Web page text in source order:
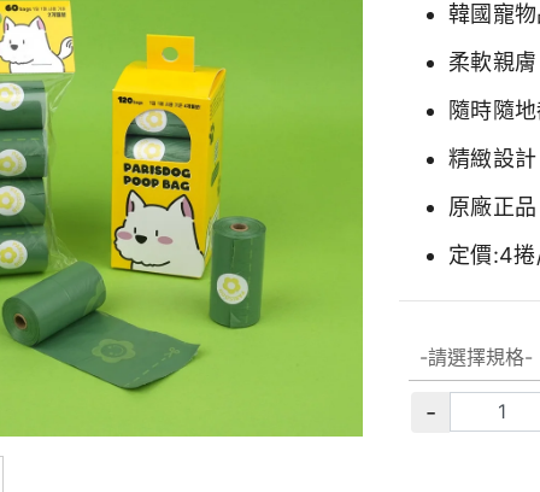
韓國寵
柔軟親
隨時隨
精緻設
原廠正
定價:4
-